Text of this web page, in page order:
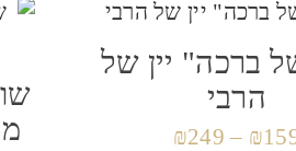
ברכה" יין של
הרבי
₪
–
₪249